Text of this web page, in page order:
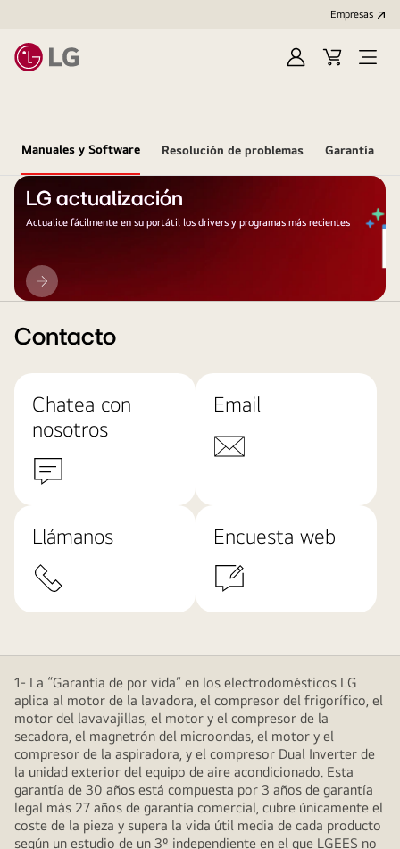
Empresas
IniciarCarritoOpen
Manuales y Software Resolución de problemas Garantía
LG actualización
Actualice fácilmente en su portátil los drivers y programas más recientes
LG
actualización
Contacto
Chatea con
nosotros
Email
Llámanos Encuesta web
1- La “Garantía de por vida” en los electrodomésticos LG
aplica al motor de la lavadora, el compresor del frigorífico, el
motor del lavavajillas, el motor y el compresor de la
secadora, el magnetrón del microondas, el motor y el
compresor de la aspiradora, y el compresor Dual Inverter de
la unidad exterior del equipo de aire acondicionado. Esta
garantía de 30 años está compuesta por 3 años de garantía
legal más 27 años de garantía comercial, cubre únicamente el
coste de la pieza y supera la vida útil media de cada producto
según un estudio de un 3º independiente en el que LGEES no